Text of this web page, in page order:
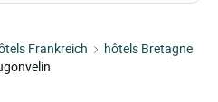
Frankreich
hôtels Bretagne